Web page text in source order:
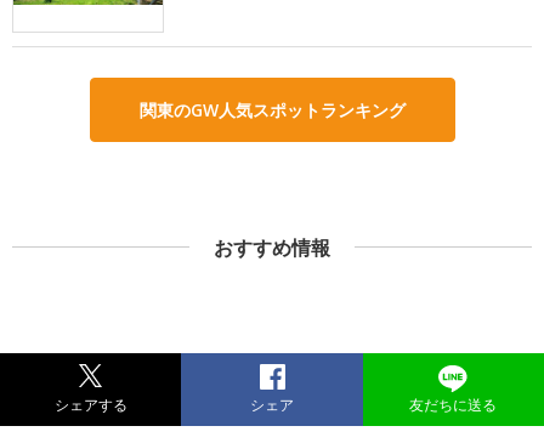
関東のGW人気スポットランキング
おすすめ情報
シェアする シェア 友だちに送る